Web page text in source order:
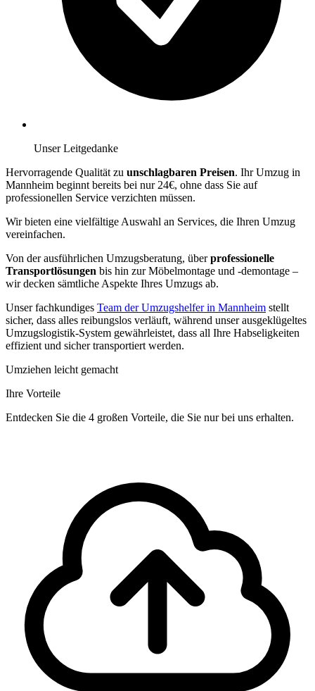
Unser Leitgedanke
Hervorragende Qualität zu unschlagbaren Preisen. Ihr Umzug in
Mannheim beginnt bereits bei nur 24€, ohne dass Sie auf
professionellen Service verzichten müssen.
Wir bieten eine vielfältige Auswahl an Services, die Ihren Umzug
vereinfachen.
Von der ausführlichen Umzugsberatung, überprofessionelle
Transportlösungen bis hin zur Möbelmontage und -demontage –
wir decken sämtliche Aspekte Ihres Umzugs ab.
Unser fachkundiges Team der Umzugshelfer in Mannheim stellt
sicher, dass alles reibungslos verläuft, während unser ausgeklügeltes
Umzugslogistik-System gewährleistet, dass all Ihre Habseligkeiten
effizient und sicher transportiert werden.
Umziehen leicht gemacht
Ihre Vorteile
Entdecken Sie die 4 großen Vorteile, die Sie nur bei uns erhalten.